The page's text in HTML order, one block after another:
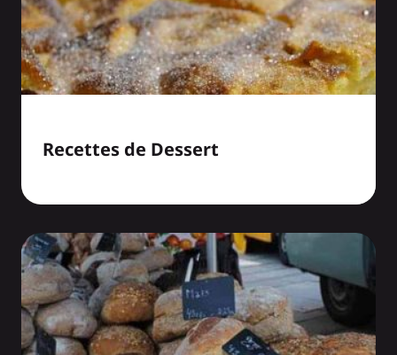
Recettes de Dessert